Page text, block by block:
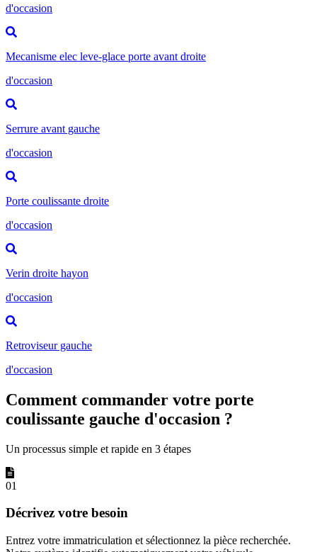
d'occasion
Mecanisme elec leve-glace porte avant droite
d'occasion
Serrure avant gauche
d'occasion
Porte coulissante droite
d'occasion
Verin droite hayon
d'occasion
Retroviseur gauche
d'occasion
Comment commander votre porte
coulissante gauche d'occasion ?
Un processus simple et rapide en 3 étapes
01
Décrivez votre besoin
Entrez votre immatriculation et sélectionnez la pièce recherchée.